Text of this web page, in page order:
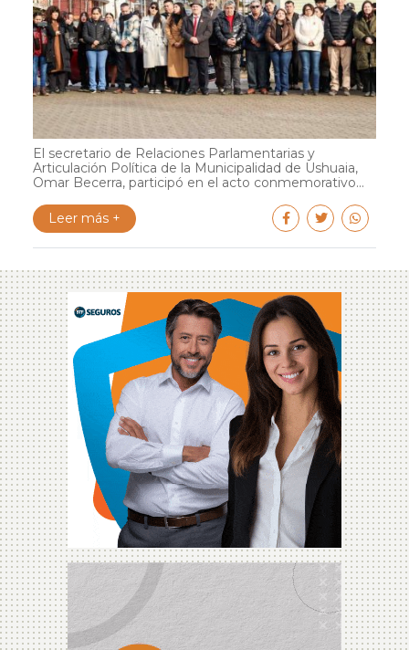
El secretario de Relaciones Parlamentarias y
Articulación Política de la Municipalidad de Ushuaia,
Omar Becerra, participó en el acto conmemorativo...
Leer más +